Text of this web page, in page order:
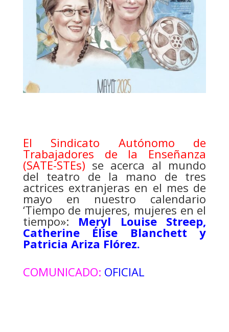
El Sindicato Autónomo de
Trabajadores de la Enseñanza
(SATE-STEs) se acerca al mundo
del teatro de la mano de tres
actrices extranjeras en el mes de
mayo en nuestro calendario
‘Tiempo de mujeres, mujeres en el
tiempo»: Meryl Louise Streep,
Catherine Élise Blanchett y
Patricia Ariza Flórez.
COMUNICADO: OFICIAL